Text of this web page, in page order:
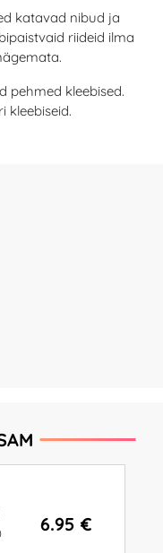
katavad nibud ja
riideid ilma
pehmed kleebised.
kleebiseid.
6.95 €